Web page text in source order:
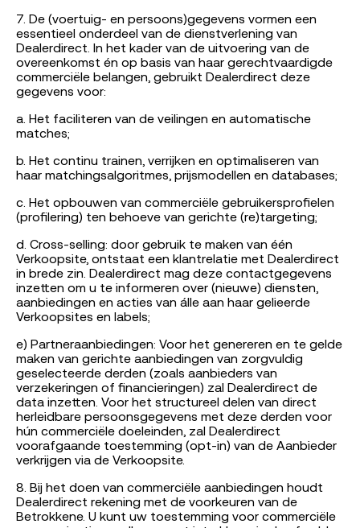
7. De (voertuig- en persoons)gegevens vormen een
essentieel onderdeel van de dienstverlening van
Dealerdirect. In het kader van de uitvoering van de
overeenkomst én op basis van haar gerechtvaardigde
commerciële belangen, gebruikt Dealerdirect deze
gegevens voor:
a. Het faciliteren van de veilingen en automatische
matches;
b. Het continu trainen, verrijken en optimaliseren van
haar matchingsalgoritmes, prijsmodellen en databases;
c. Het opbouwen van commerciële gebruikersprofielen
(profilering) ten behoeve van gerichte (re)targeting;
d. Cross-selling: door gebruik te maken van één
Verkoopsite, ontstaat een klantrelatie met Dealerdirect
in brede zin. Dealerdirect mag deze contactgegevens
inzetten om u te informeren over (nieuwe) diensten,
aanbiedingen en acties van álle aan haar gelieerde
Verkoopsites en labels;
e) Partneraanbiedingen: Voor het genereren en te gelde
maken van gerichte aanbiedingen van zorgvuldig
geselecteerde derden (zoals aanbieders van
verzekeringen of financieringen) zal Dealerdirect de
data inzetten. Voor het structureel delen van direct
herleidbare persoonsgegevens met deze derden voor
hún commerciële doeleinden, zal Dealerdirect
voorafgaande toestemming (opt-in) van de Aanbieder
verkrijgen via de Verkoopsite.
8. Bij het doen van commerciële aanbiedingen houdt
Dealerdirect rekening met de voorkeuren van de
Betrokkene. U kunt uw toestemming voor commerciële